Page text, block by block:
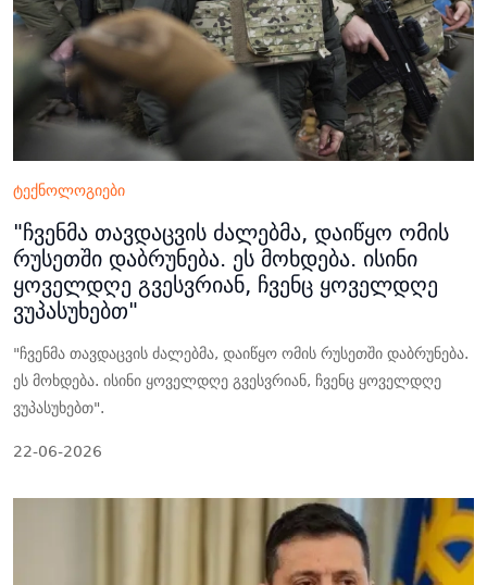
ტექნოლოგიები
"ჩვენმა თავდაცვის ძალებმა, დაიწყო ომის
რუსეთში დაბრუნება. ეს მოხდება. ისინი
ყოველდღე გვესვრიან, ჩვენც ყოველდღე
ვუპასუხებთ"
"ჩვენმა თავდაცვის ძალებმა, დაიწყო ომის რუსეთში დაბრუნება.
ეს მოხდება. ისინი ყოველდღე გვესვრიან, ჩვენც ყოველდღე
ვუპასუხებთ".
22-06-2026